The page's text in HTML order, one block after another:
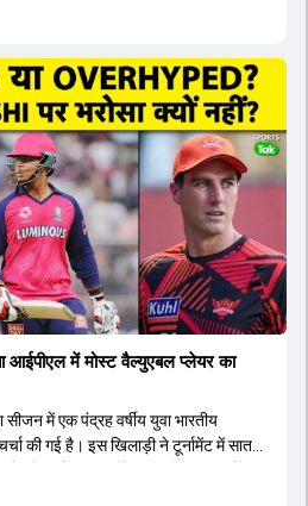
इस रेस में श्रेयस अय्यर सबसे आगे चल रहे
संजू सैमसन और रजत पाटीदार कप्तानी की
लिए वैभव सूर्यवंशी को तीसरे ओपनर के तौर पर
अभिषेक शर्मा और संजू सैमसन पहली पसंद
को बतौर ऑलराउंडर ज्यादा मौके मिलेंगे। अजीत
और कोच गौतम गंभीर आगामी टी20 वर्ल्ड
अवधि का विजन लेकर चल रहे हैं।
आईपीएल में मोस्ट वैल्युएबल प्लेयर का
में एक पंद्रह वर्षीय युवा भारतीय
की गई है। इस खिलाड़ी ने टूर्नामेंट में सात
मोस्ट वैल्युएबल प्लेयर का खिताब अपने नाम
ऑस्ट्रेलियाई टीम के वर्तमान कप्तान और